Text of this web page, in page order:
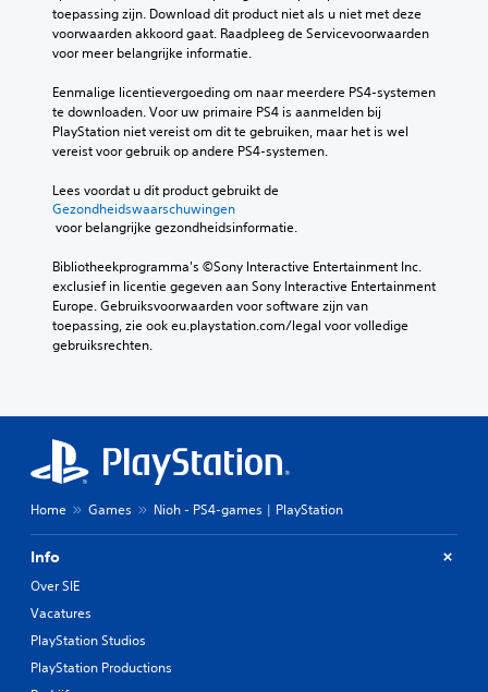
toepassing zijn. Download dit product niet als u niet met deze
voorwaarden akkoord gaat. Raadpleeg de Servicevoorwaarden
voor meer belangrijke informatie.
Eenmalige licentievergoeding om naar meerdere PS4-systemen
te downloaden. Voor uw primaire PS4 is aanmelden bij
PlayStation niet vereist om dit te gebruiken, maar het is wel
vereist voor gebruik op andere PS4-systemen.
Lees voordat u dit product gebruikt de
Gezondheidswaarschuwingen
voor belangrijke gezondheidsinformatie.
Bibliotheekprogramma's ©Sony Interactive Entertainment Inc.
exclusief in licentie gegeven aan Sony Interactive Entertainment
Europe. Gebruiksvoorwaarden voor software zijn van
toepassing, zie ook eu.playstation.com/legal voor volledige
gebruiksrechten.
Home Games Nioh - PS4-games | PlayStation
Info
Over SIE
Vacatures
PlayStation Studios
PlayStation Productions